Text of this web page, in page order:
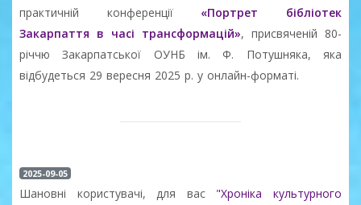
практичній конференції «Портрет бібліотек
Закарпаття в часі трансформацій», присвяченій 80-
річчю Закарпатської ОУНБ ім. Ф. Потушняка, яка
відбудеться 29 вересня 2025 р. у онлайн-форматі.
2025-09-05
Шановні користувачі, для вас "Хроніка культурного